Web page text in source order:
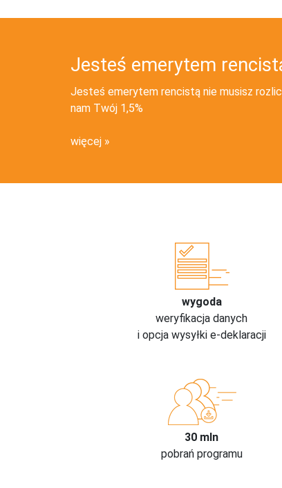
Jesteś emerytem
Jesteś emerytem rencistą nie musisz
nam Twój 1,5%
więcej
wygoda
weryfikacja danych
i opcja wysyłki e-deklaracji
30 mln
pobrań programu